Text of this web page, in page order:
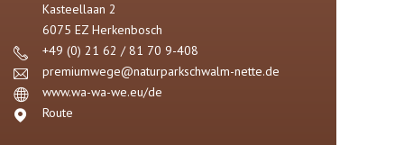
Kasteellaan 2
6075 EZ Herkenbosch
+49 (0) 21 62 / 81 70 9-408
premiumwege@naturparkschwalm-nette.de
www.wa-wa-we.eu/de
Route